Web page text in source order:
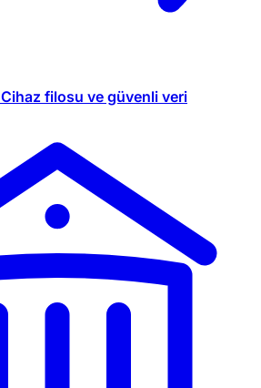
Cihaz filosu ve güvenli veri